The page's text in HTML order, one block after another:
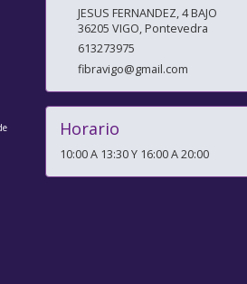
JESUS FERNANDEZ, 4 BAJO
36205 VIGO,Pontevedra
613273975
fibravigo@gmail.com
Horario
10:00 A 13:30 Y 16:00 A 20:00